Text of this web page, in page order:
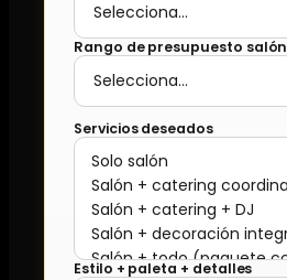
Rango de presupuesto salón
Servicios deseados
Estilo + paleta + detalles